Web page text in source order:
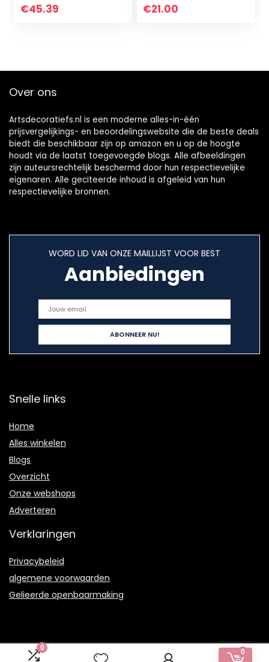
0
0
€45.39
schoentjes-
€21.00
Over ons
Artsdecoratiefs.nl is een moderne alles-in-één
prijsvergelijkings- en beoordelingswebsite die de beste deals
biedt die beschikbaar zijn op amazon en u op de hoogte
houdt via de laatst toegevoegde blogs. Alle afbeeldingen
zijn auteursrechtelijk beschermd door hun respectievelijke
eigenaren. Alle geciteerde inhoud is afgeleid van hun
respectievelijke bronnen.
WORD LID VAN ONZE MAILLIJST VOOR BEST
Aanbiedingen
Snelle links
Home
Alles winkelen
Blogs
Overzicht
Onze webshops
Adverteren
Verklaringen
Privacybeleid
algemene voorwaarden
Gelieerde openbaarmaking
2021 © Artsdecoratiefs.nl Alle rechten voorbehouden